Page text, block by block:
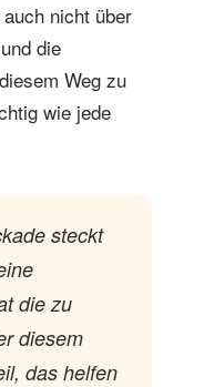
nicht über
die
Weg zu
wie jede
steckt
die zu
diesem
das helfen